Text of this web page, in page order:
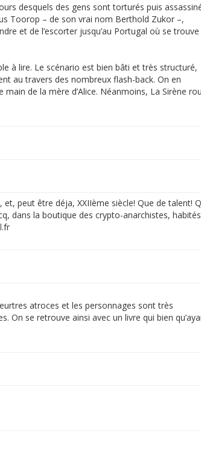
desquels des gens sont torturés puis
Toorop – de son vrai nom Berthold Zukor –,
et de l’escorter jusqu’au Portugal où se trouve
à lire. Le scénario est bien bâti et très structuré,
au travers des nombreux flash-back. On en
de la mère d’Alice. Néanmoins, La Sirène
peut être déja, XXIIème siècle! Que de talent!
dans la boutique des crypto-anarchistes, habités
atroces et les personnages sont très
On se retrouve ainsi avec un livre qui bien